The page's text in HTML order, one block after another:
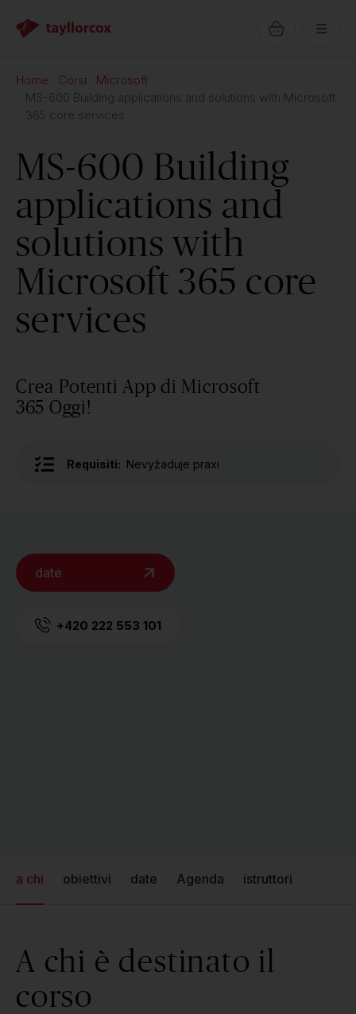
Home Corsi
Microsoft
MS-600 Building applications and solutions with Microsoft
365 core services
MS-600 Building
applications and
solutions with
Microsoft 365 core
services
Crea Potenti App di Microsoft
365 Oggi!
Requisiti: Nevyžaduje praxi
date
+420 222 553 101
a chi obiettivi date Agenda istruttori
A chi è destinato il
corso